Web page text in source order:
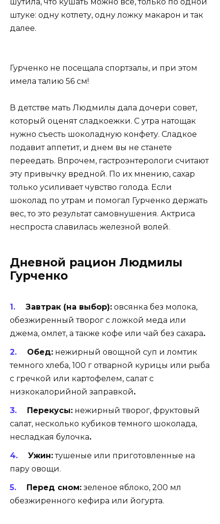
штуке: одну котлету, одну ложку макарон и так
далее.
Гурченко не посещала спортзалы, и при этом
имела талию 56 см!
В детстве мать Людмилы дала дочери совет,
который оценят сладкоежки. С утра натощак
нужно съесть шоколадную конфету. Сладкое
подавит аппетит, и днем вы не станете
переедать. Впрочем, гастроэнтерологи считают
эту привычку вредной. По их мнению, сахар
только усиливает чувство голода. Если
шоколад по утрам и помогал Гурченко держать
вес, то это результат самовнушения. Актриса
неспроста славилась железной волей.
Дневной рацион Людмилы
Гурченко
Завтрак (на выбор):овсянка без молока,
обезжиренный творог с ложкой меда или
джема, омлет, а также кофе или чай без сахара.
Обед:нежирный овощной суп и ломтик
темного хлеба, 100 г отварной курицы или рыба
с гречкой или картофелем, салат с
низкокалорийной заправкой.
Перекусы:нежирный творог, фруктовый
салат, несколько кубиков темного шоколада,
несладкая булочка.
Ужин:тушеные или приготовленные на
пару овощи.
Перед сном:зеленое яблоко, 200 мл
обезжиренного кефира или йогурта.